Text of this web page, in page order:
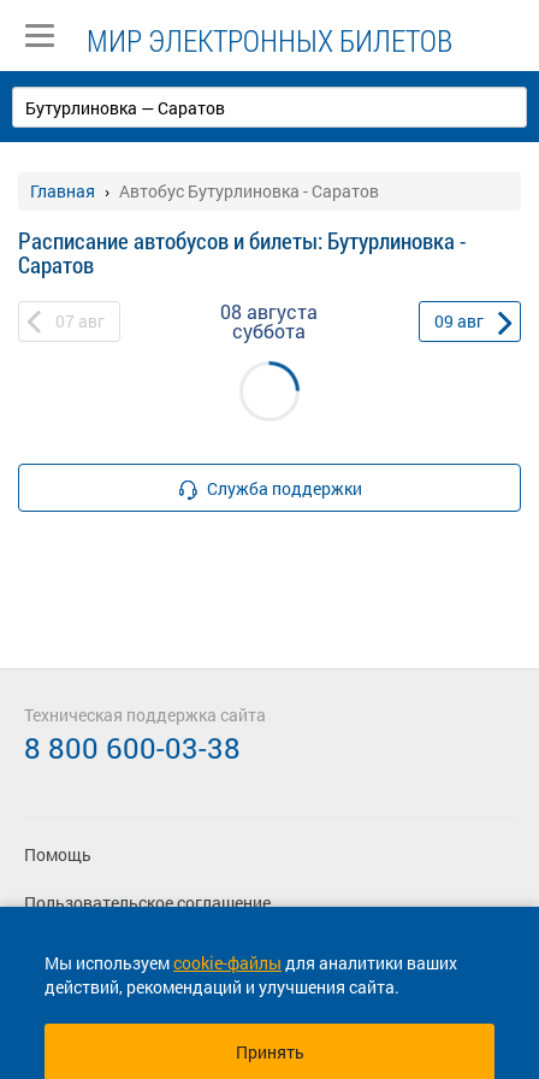
МИР ЭЛЕКТРОННЫХ БИЛЕТОВ
Главная Автобус Бутурлиновка - Саратов
Расписание автобусов и билеты: Бутурлиновка -
Саратов
07 авг 08 августа
суббота 09 авг
Служба поддержки
Мы используемcookie-файлы для аналитики ваших
действий, рекомендаций и улучшения сайта.
Принять
Помощь
Пользовательское соглашение
Политика конфиденциальности
Согласие на маркетинговые сообщения
Техническая поддержка сайта
8 800 600-03-38
© 2013-2026, ООО "Капитал"- Онлайн сервис продажи